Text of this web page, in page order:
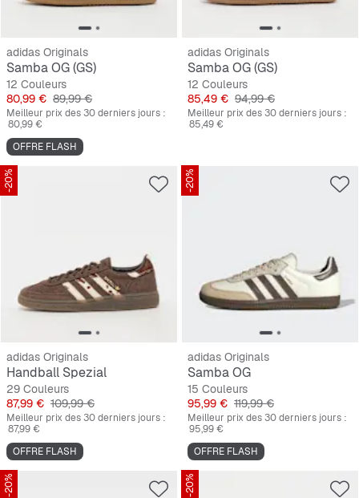
adidas Originals
Samba OG (GS)
12 Couleurs
Prix
80,99 € Prix original
89,99 €
Meilleur prix des 30 derniers jours :
80,99 €
OFFRE FLASH
adidas Originals
Samba OG (GS)
12 Couleurs
Prix
85,49 € Prix original
94,99 €
Meilleur prix des 30 derniers jours :
85,49 €
-20%
adidas Originals
Handball Spezial
29 Couleurs
Prix
87,99 € Prix original
109,99 €
Meilleur prix des 30 derniers jours :
87,99 €
OFFRE FLASH
-20%
adidas Originals
Samba OG
15 Couleurs
Prix
95,99 € Prix original
119,99 €
Meilleur prix des 30 derniers jours :
95,99 €
OFFRE FLASH
-20% -20%